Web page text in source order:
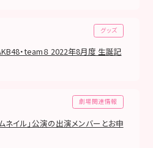
グッズ
・team８ 2022年8月度 生誕記
劇場関連情報
ネイル」公演の出演メンバーとお申